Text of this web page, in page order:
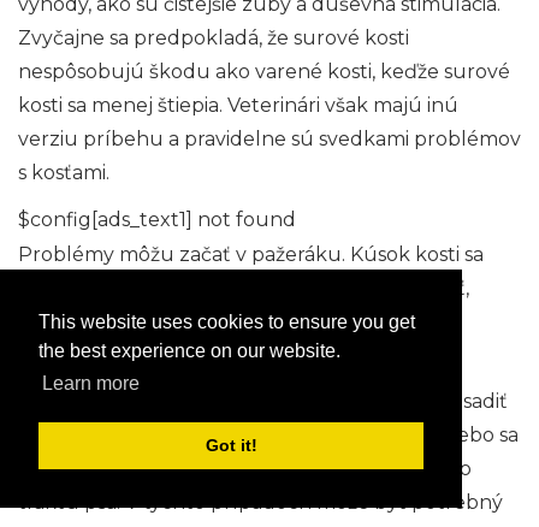
This website uses cookies to ensure you get
the best experience on our website.
Learn more
Got it!
Zvyčajne sa predpokladá, že surové kosti
nespôsobujú škodu ako varené kosti, keďže surové
kosti sa menej štiepia. Veterinári však majú inú
verziu príbehu a pravidelne sú svedkami problémov
s kosťami.
$config[ads_text1] not found
Problémy môžu začať v pažeráku. Kúsok kosti sa
môže zachytiť v pažeráku psa a spôsobiť bolesť,
regurgitáciu krátko po jedle a problémy s
prehĺtaním.
Ďalej v tráviacom trakte sa kúsky kostí môžu usadiť
a nemôžu sa dostať von zo žalúdka do čriev alebo sa
môžu zachytiť v zakrivených častiach črevného
traktu psa. V týchto prípadoch môže byť potrebný